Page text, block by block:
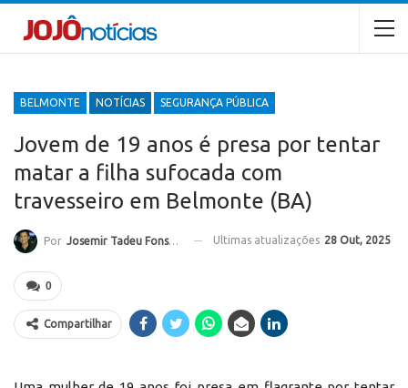
BELMONTE NOTÍCIAS SEGURANÇA PÚBLICA
Jovem de 19 anos é presa por tentar
matar a filha sufocada com
travesseiro em Belmonte (BA)
Por Josemir Tadeu Fonseca Ultimas atualizações 28 Out, 2025
0
Compartilhar